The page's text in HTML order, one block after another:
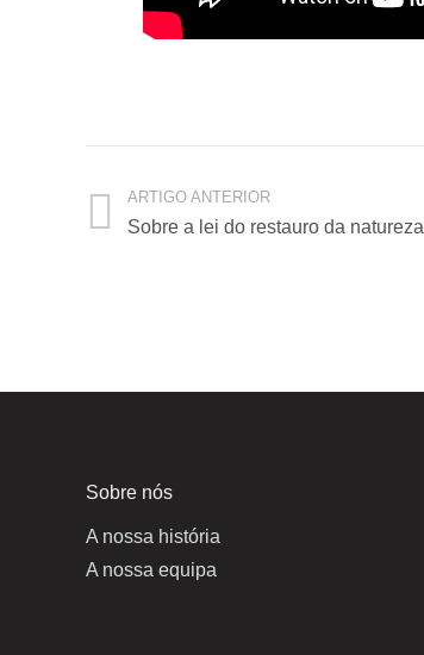
ARTIGO ANTERIOR
Sobre a lei do restauro da natureza
Sobre nós
A nossa história
A nossa equipa